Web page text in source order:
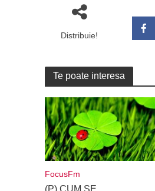
Distribuie!
Te poate interesa
FocusFm
(P) CUM SE